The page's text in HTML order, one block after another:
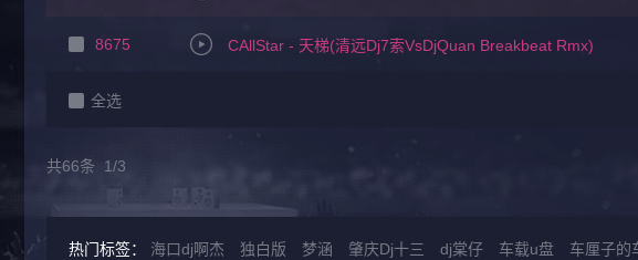
8675 CAllStar - 天梯(清远Dj7索VsDjQuan Breakbeat Rmx)
全选
共66条 1/3
热门标签： 海口dj啊杰 独白版 梦涵 肇庆Dj十三 dj棠仔 车载u盘 车厘子的